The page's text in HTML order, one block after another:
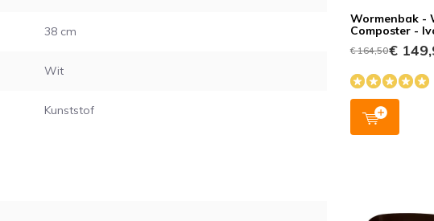
38 cm
Wit
Kunststof
Wormenbak -
Composter -
€ 164,50€